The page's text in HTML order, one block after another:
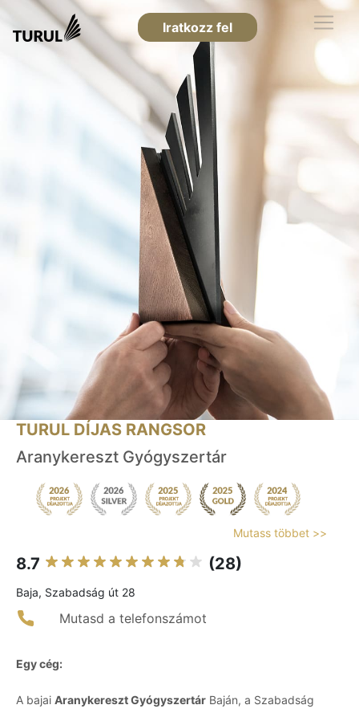
Iratkozz fel
TURUL DÍJAS RANGSOR
Aranykereszt Gyógyszertár
Mutass többet >>
8.7 (28)
Baja, Szabadság út 28
Mutasd a telefonszámot
Egy cég:
A bajai Aranykereszt Gyógyszertár Baján, a Szabadság